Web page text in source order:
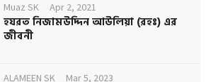
Muaz SK Apr 2, 2021
হযরত নিজামউদ্দিন আউলিয়া (রহঃ) এর
জীবনী
ALAMEEN SK Mar 5, 2023